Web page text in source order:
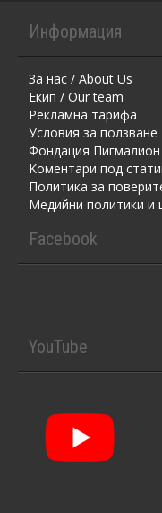
Информация
За нас / About Us
Екип / Our team
Рекламна тарифа
Условия за ползване
Фондация Пигмалион
Kоментaри под
Политика за
Медийни политики и
Facebook
YouTube